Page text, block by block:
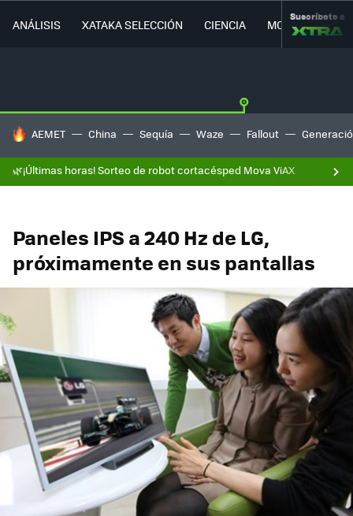
ANÁLISIS XATAKA SELECCIÓN CIENCIA MOVILIDAD
Suscríbete a
HOY SE HABLA DE
AEMET China Sequía Waze Fallout
🌿¡Últimas horas! Sorteo de robot cortacésped Mova ViAX
Paneles IPS a 240 Hz de LG,
próximamente en sus pantallas